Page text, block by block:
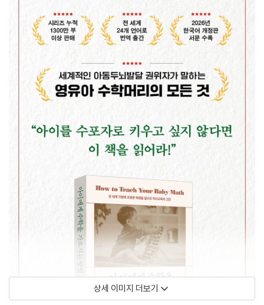
상세 이미지 더보기